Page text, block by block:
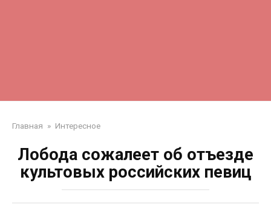
Главная » Интересное
Лобода сожалеет об отъезде
культовых российских певиц